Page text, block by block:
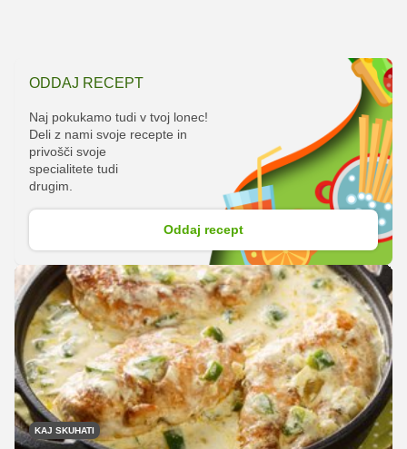
ODDAJ RECEPT
Naj pokukamo tudi v tvoj lonec!
Deli z nami svoje recepte in
privošči svoje
specialitete tudi
drugim.
Oddaj recept
KAJ SKUHATI